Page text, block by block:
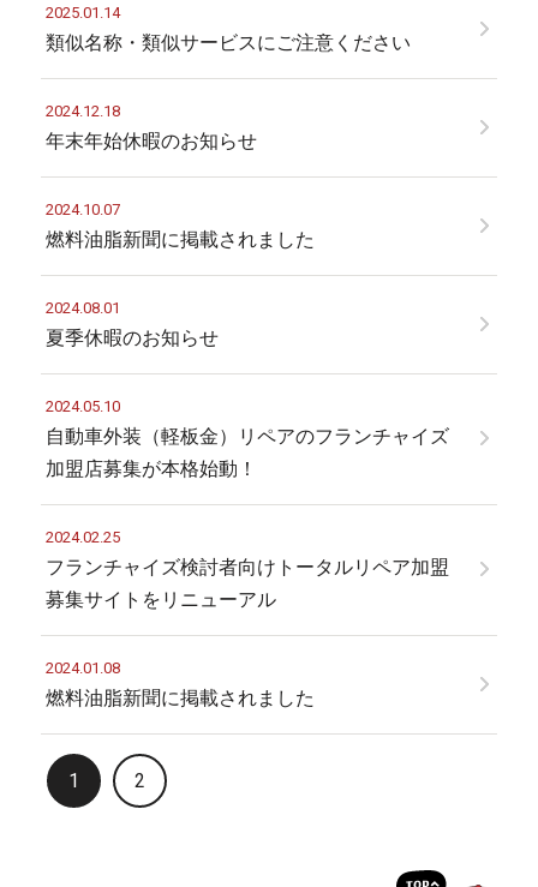
2025.01.14
類似名称・類似サービスにご注意ください
2024.12.18
年末年始休暇のお知らせ
2024.10.07
燃料油脂新聞に掲載されました
2024.08.01
夏季休暇のお知らせ
2024.05.10
自動車外装（軽板金）リペアのフランチャイズ
加盟店募集が本格始動！
2024.02.25
フランチャイズ検討者向けトータルリペア加盟
募集サイトをリニューアル
2024.01.08
燃料油脂新聞に掲載されました
投
稿
1 2